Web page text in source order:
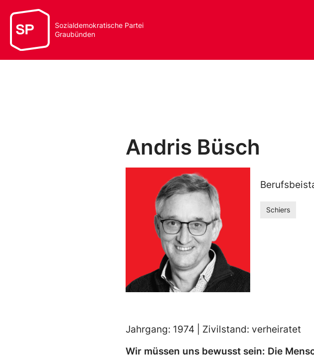
Sozialdemokratische Partei
Graubünden
Andris Büsch
Schiers
Jahrgang: 1974 | Zivilstand: verheiratet
Wir müssen uns bewusst sein: Die